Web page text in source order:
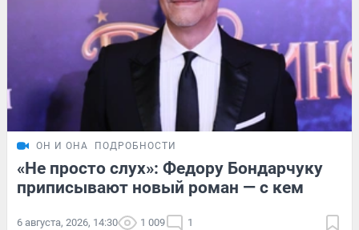
ОН И ОНА ПОДРОБНОСТИ
«Не просто слух»: Федору Бондарчуку
приписывают новый роман — с кем
6 августа, 2026, 14:30 1 009 1